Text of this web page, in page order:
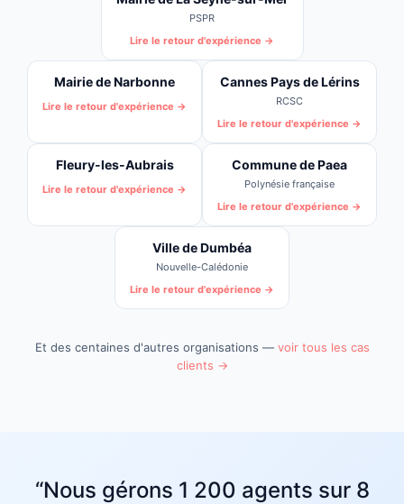
PSPR
Lire le retour d'expérience →
Mairie de Narbonne
Lire le retour d'expérience →
Cannes Pays de Lérins
RCSC
Lire le retour d'expérience →
Fleury-les-Aubrais
Lire le retour d'expérience →
Commune de Paea
Polynésie française
Lire le retour d'expérience →
Ville de Dumbéa
Nouvelle-Calédonie
Lire le retour d'expérience →
Et des centaines d'autres organisations — voir tous les cas
clients →
“Nous gérons 1 200 agents sur 8